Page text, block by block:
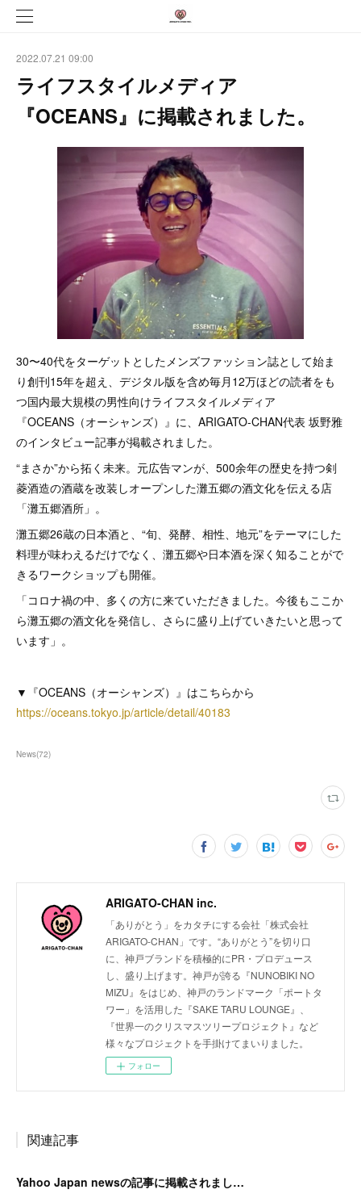
2022.07.21 09:00
ライフスタイルメディア
『OCEANS』に掲載されました。
30〜40代をターゲットとしたメンズファッション誌として始ま
り創刊15年を超え、デジタル版を含め毎月12万ほどの読者をも
つ国内最大規模の男性向けライフスタイルメディア
『OCEANS（オーシャンズ）』に、ARIGATO-CHAN代表 坂野雅
のインタビュー記事が掲載されました。
“まさか”から拓く未来。元広告マンが、500余年の歴史を持つ剣
菱酒造の酒蔵を改装しオープンした灘五郷の酒文化を伝える店
「灘五郷酒所」。
灘五郷26蔵の日本酒と、“旬、発酵、相性、地元”をテーマにした
料理が味わえるだけでなく、灘五郷や日本酒を深く知ることがで
きるワークショップも開催。
「コロナ禍の中、多くの方に来ていただきました。今後もここか
ら灘五郷の酒文化を発信し、さらに盛り上げていきたいと思って
います」。
▼『OCEANS（オーシャンズ）』はこちらから
https://oceans.tokyo.jp/article/detail/40183
News(72)
ARIGATO-CHAN inc.
「ありがとう」をカタチにする会社「株式会社
ARIGATO-CHAN」です。“ありがとう”を切り口
に、神戸ブランドを積極的にPR・プロデュース
し、盛り上げます。神戸が誇る『NUNOBIKI NO
MIZU』をはじめ、神戸のランドマーク「ポートタ
ワー」を活用した『SAKE TARU LOUNGE』、
『世界一のクリスマスツリープロジェクト』など
様々なプロジェクトを手掛けてまいりました。
フォロー
関連記事
Yahoo Japan newsの記事に掲載されました。